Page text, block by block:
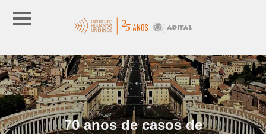
70 anos de casos de